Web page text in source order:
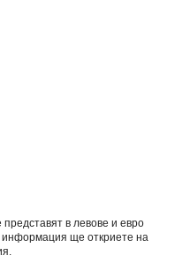
в левове и евро
ще откриете на